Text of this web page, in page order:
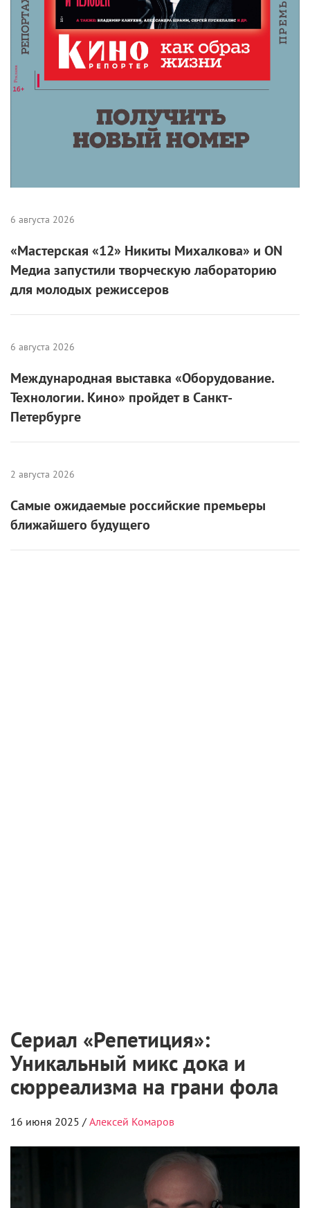
6 августа 2026
«Мастерская «12» Никиты Михалкова» и ON
Медиа запустили творческую лабораторию
для молодых режиссеров
6 августа 2026
Международная выставка «Оборудование.
Технологии. Кино» пройдет в Санкт-
Петербурге
2 августа 2026
Самые ожидаемые российские премьеры
ближайшего будущего
Сериал «Репетиция»:
Уникальный микс дока и
сюрреализма на грани фола
16 июня 2025 / Алексей Комаров